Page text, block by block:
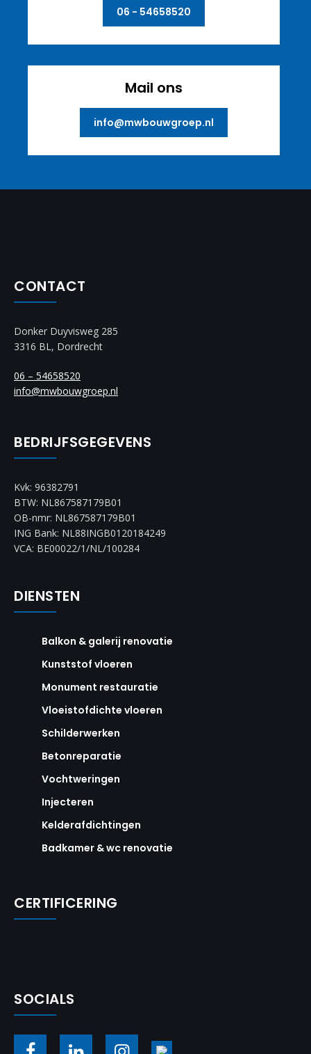
06 - 54658520
Mail ons
info@mwbouwgroep.nl
CONTACT
Donker Duyvisweg 285
3316 BL, Dordrecht
06 – 54658520
info@mwbouwgroep.nl
BEDRIJFSGEGEVENS
Kvk: 96382791
BTW: NL867587179B01
OB-nmr: NL867587179B01
ING Bank: NL88INGB0120184249
VCA: BE00022/1/NL/100284
DIENSTEN
Balkon & galerij renovatie
Kunststof vloeren
Monument restauratie
Vloeistofdichte vloeren
Schilderwerken
Betonreparatie
Vochtweringen
Injecteren
Kelderafdichtingen
Badkamer & wc renovatie
CERTIFICERING
SOCIALS